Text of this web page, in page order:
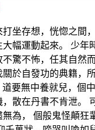
坐存想，恍惚之間
幅運動起來。 少年
驚不怖，任其自然
於自發功的典籍，
要無中養就兒，個中
散在丹書不肯泄。
為， 個般鬼怪顛狂